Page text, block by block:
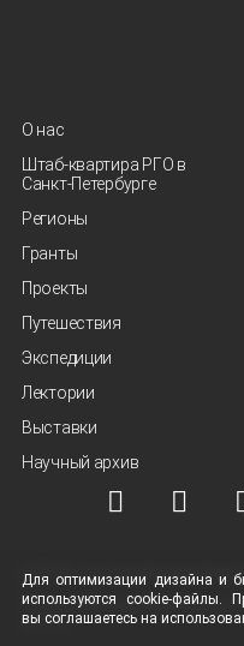
О нас
Штаб-квартира РГО в
Санкт‑Петербурге
Регионы
Гранты
Проекты
Путешествия
Экспедиции
Лектории
Выставки
Научный архив
© ВОО "Русское географическое
Условия использования материалов
данных
Для оптимизации дизайна и
используются cookie-файлы.
вы соглашаетесь на